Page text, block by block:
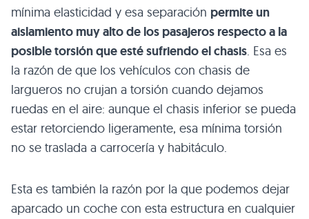
mínima elasticidad y esa separación permite un
aislamiento muy alto de los pasajeros respecto a la
posible torsión que esté sufriendo el chasis. Esa es
la razón de que los vehículos con chasis de
largueros no crujan a torsión cuando dejamos
ruedas en el aire: aunque el chasis inferior se pueda
estar retorciendo ligeramente, esa mínima torsión
no se traslada a carrocería y habitáculo.
Esta es también la razón por la que podemos dejar
aparcado un coche con esta estructura en cualquier